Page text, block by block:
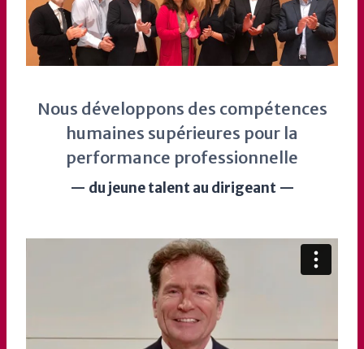
Nous développons des compétences
humaines supérieures pour la
performance professionnelle
— du jeune talent au dirigeant —